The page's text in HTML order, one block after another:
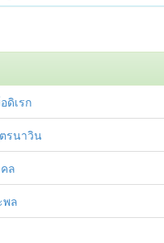
ดิเรก
รนาวิน
ล
ล